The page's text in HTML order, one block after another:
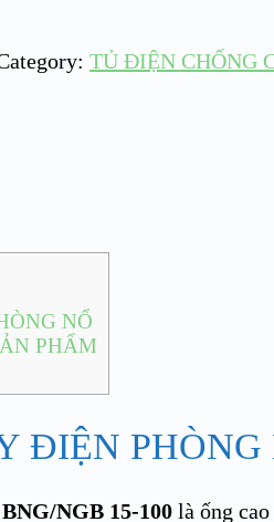
TỦ ĐIỆN CHỐNG
NỔ
PHẨM
ĐIỆN PHÒNG
NGB 15-100 là ống